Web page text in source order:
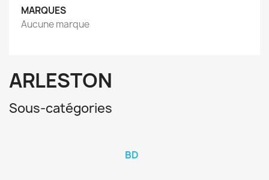
MARQUES
Aucune marque
ARLESTON
Sous-catégories
BD